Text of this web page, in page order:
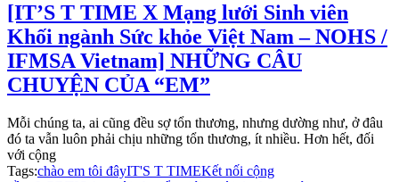
[IT’S T TIME X Mạng lưới Sinh viên
Khối ngành Sức khỏe Việt Nam – NOHS /
IFMSA Vietnam] NHỮNG CÂU
CHUYỆN CỦA “EM”
Mỗi chúng ta, ai cũng đều sợ tổn thương, nhưng dường như, ở đâu
đó ta vẫn luôn phải chịu những tổn thương, ít nhiều. Hơn hết, đối
với cộng
Tags:chào em tôi đâyIT'S T TIMEKết nối cộng